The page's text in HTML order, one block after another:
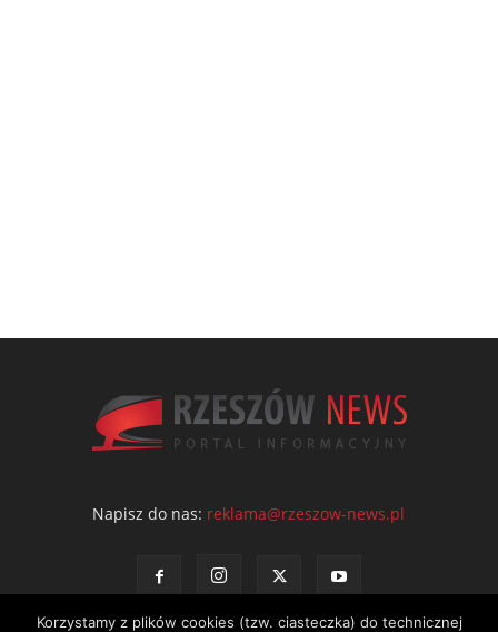
Napisz do nas: reklama@rzeszow-news.pl
Korzystamy z plików cookies (tzw. ciasteczka) do technicznej